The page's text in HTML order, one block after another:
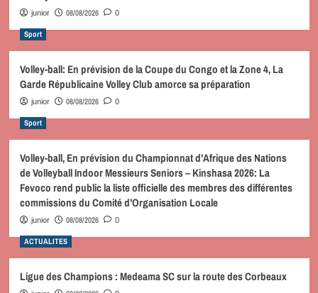
junior 08/08/2026 0
Sport
Volley-ball: En prévision de la Coupe du Congo et la Zone 4, La
Garde Républicaine Volley Club amorce sa préparation
junior 08/08/2026 0
Sport
Volley-ball, En prévision du Championnat d’Afrique des Nations
de Volleyball Indoor Messieurs Seniors – Kinshasa 2026: La
Fevoco rend public la liste officielle des membres des différentes
commissions du Comité d’Organisation Locale
junior 08/08/2026 0
ACTUALITES
Ligue des Champions : Medeama SC sur la route des Corbeaux